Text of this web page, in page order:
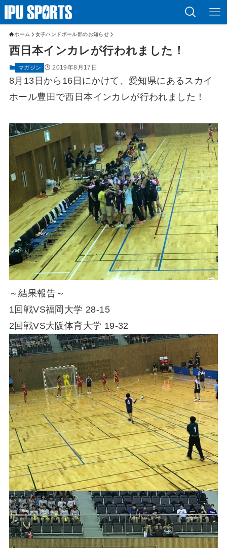
ホーム 女子ハンドボール部のお知らせ
西日本インカレが行われました！
マガジン 2019年8月17日
8月13日から16日にかけて、愛知県にあるスカイ
ホール豊田で西日本インカレが行われました！
～結果報告～
1回戦VS福岡大学 28-15
2回戦VS大阪体育大学 19-32